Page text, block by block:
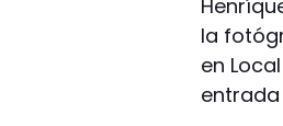
la
en